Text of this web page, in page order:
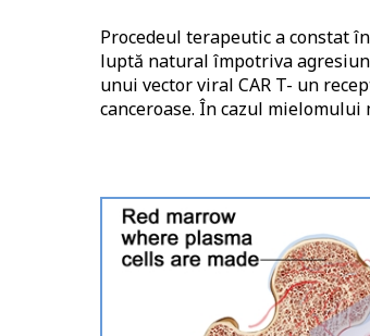
Procedeul terapeutic a constat
luptă natural împotriva
unui vector viral CAR T- un
canceroase. În cazul